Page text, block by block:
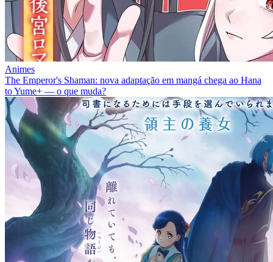
Animes
The Emperor's Shaman: nova adaptação em mangá chega ao Hana
to Yume+ — o que muda?